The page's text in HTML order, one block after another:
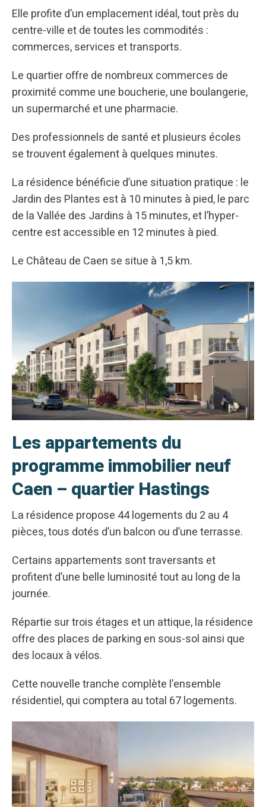
Elle profite d’un emplacement idéal, tout près du
centre-ville et de toutes les commodités :
commerces, services et transports.
Le quartier offre de nombreux commerces de
proximité comme une boucherie, une boulangerie,
un supermarché et une pharmacie.
Des professionnels de santé et plusieurs écoles
se trouvent également à quelques minutes.
La résidence bénéficie d’une situation pratique : le
Jardin des Plantes est à 10 minutes à pied, le parc
de la Vallée des Jardins à 15 minutes, et l’hyper-
centre est accessible en 12 minutes à pied.
Le Château de Caen se situe à 1,5 km.
Les appartements du
programme immobilier neuf
Caen – quartier Hastings
La résidence propose 44 logements du 2 au 4
pièces, tous dotés d’un balcon ou d’une terrasse.
Certains appartements sont traversants et
profitent d’une belle luminosité tout au long de la
journée.
Répartie sur trois étages et un attique, la résidence
offre des places de parking en sous-sol ainsi que
des locaux à vélos.
Cette nouvelle tranche complète l’ensemble
résidentiel, qui comptera au total 67 logements.